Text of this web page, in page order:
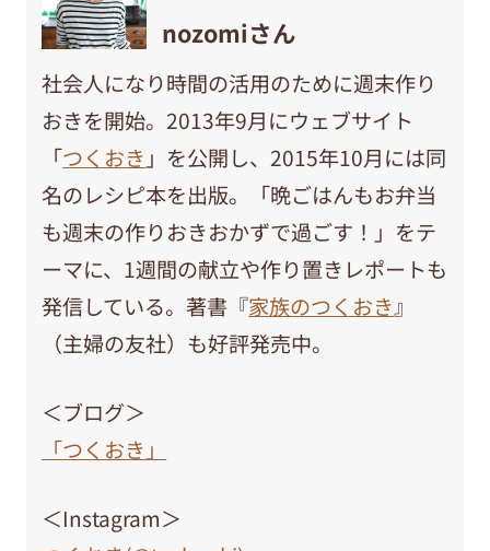
nozomiさん
社会人になり時間の活用のために週末作り
おきを開始。2013年9月にウェブサイト
「つくおき 」を公開し、2015年10月には同
名のレシピ本を出版。「晩ごはんもお弁当
も週末の作りおきおかずで過ごす！」をテ
ーマに、1週間の献立や作り置きレポートも
発信している。著書『家族のつくおき』
（主婦の友社）も好評発売中。
＜ブログ＞
「つくおき」
＜Instagram＞